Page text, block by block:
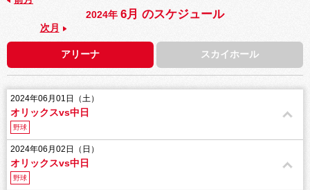
2024年 6月 のスケジュール
次月
アリーナ スカイホール
2024年06月01日（土）
オリックスvs中日
野球
2024年06月02日（日）
オリックスvs中日
野球